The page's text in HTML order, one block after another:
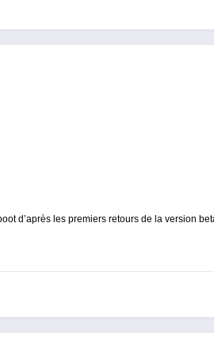
d’après les premiers retours de la version